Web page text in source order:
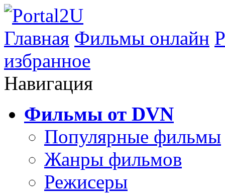
Главная Фильмы онлайн
избранное
Навигация
Фильмы от DVN
Популярные фильмы
Жанры фильмов
Режисеры